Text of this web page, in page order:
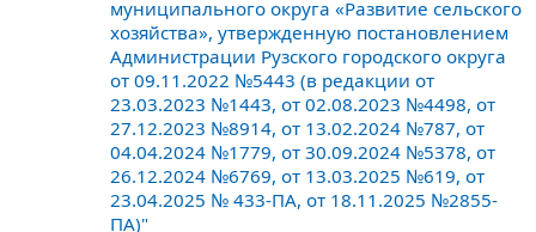
муниципального округа «Развитие сельского
хозяйства», утвержденную постановлением
Администрации Рузского городского округа
от 09.11.2022 №5443 (в редакции от
23.03.2023 №1443, от 02.08.2023 №4498, от
27.12.2023 №8914, от 13.02.2024 №787, от
04.04.2024 №1779, от 30.09.2024 №5378, от
26.12.2024 №6769, от 13.03.2025 №619, от
23.04.2025 № 433-ПА, от 18.11.2025 №2855-
ПА)"